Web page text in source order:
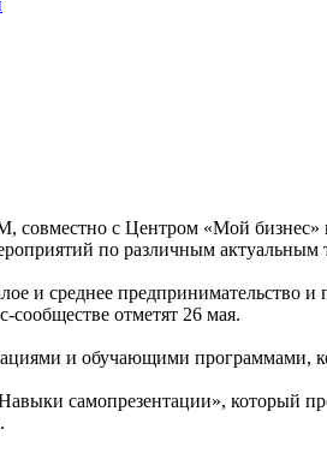
совместно с Центром «Мой
по различным актуальным
и среднее
сообществе отметят 26 мая.
и обучающими программами,
самопрезентации», который